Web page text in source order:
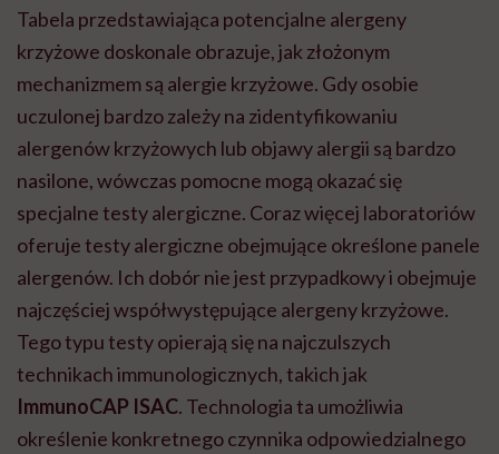
Tabela przedstawiająca potencjalne alergeny
krzyżowe doskonale obrazuje, jak złożonym
mechanizmem są alergie krzyżowe. Gdy osobie
uczulonej bardzo zależy na zidentyfikowaniu
alergenów krzyżowych lub objawy alergii są bardzo
nasilone, wówczas pomocne mogą okazać się
specjalne testy alergiczne. Coraz więcej laboratoriów
oferuje testy alergiczne obejmujące określone panele
alergenów. Ich dobór nie jest przypadkowy i obejmuje
najczęściej współwystępujące alergeny krzyżowe.
Tego typu testy opierają się na najczulszych
technikach immunologicznych, takich jak
ImmunoCAP ISAC. Technologia ta umożliwia
określenie konkretnego czynnika odpowiedzialnego